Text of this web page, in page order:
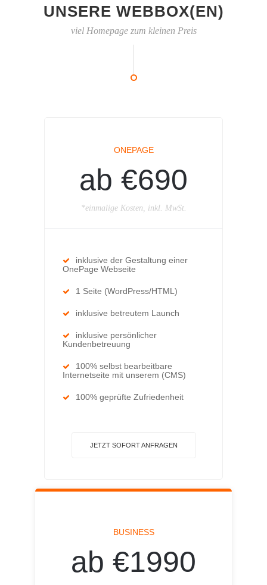
UNSERE WEBBOX(EN)
viel Homepage zum kleinen Preis
ONEPAGE
ab €690
*einmalige Kosten, inkl. MwSt.
inklusive der Gestaltung einer
OnePage Webseite
1 Seite (WordPress/HTML)
inklusive betreutem Launch
inklusive persönlicher
Kundenbetreuung
100% selbst bearbeitbare
Internetseite mit unserem (CMS)
100% geprüfte Zufriedenheit
JETZT SOFORT ANFRAGEN
BUSINESS
ab €1990